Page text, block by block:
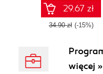
29.67 zł
34.90 zł (-15%)
więcej »